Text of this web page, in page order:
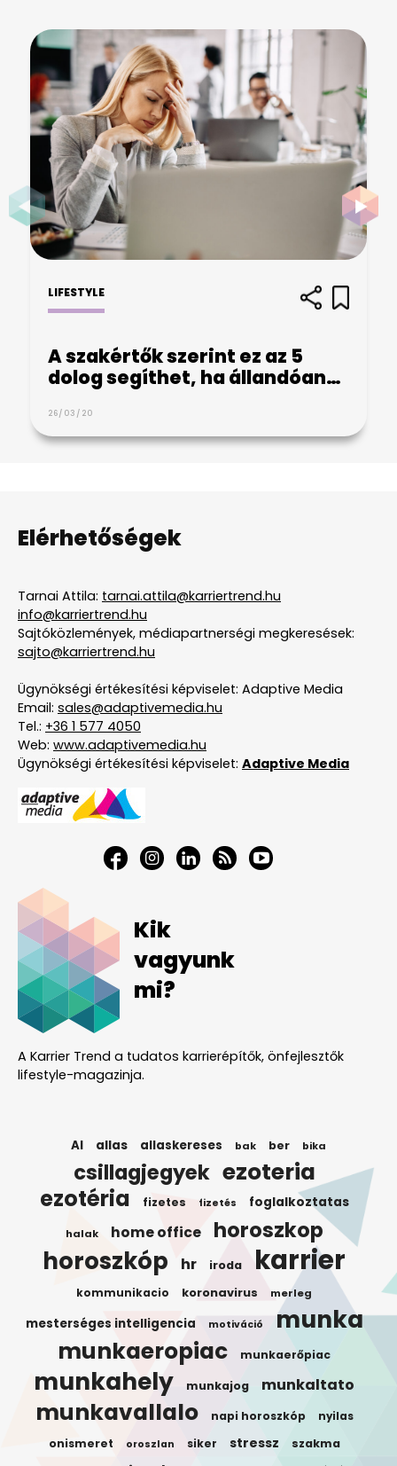
LIFESTYLE
A szakértők szerint ez az 5
dolog segíthet, ha állandóan…
26/03/20
Elérhetőségek
Tarnai Attila: tarnai.attila@karriertrend.hu
info@karriertrend.hu
Sajtóközlemények, médiapartnerségi megkeresések:
sajto@karriertrend.hu
Ügynökségi értékesítési képviselet: Adaptive Media
Email: sales@adaptivemedia.hu
Tel.: +36 1 577 4050
Web: www.adaptivemedia.hu
Ügynökségi értékesítési képviselet: Adaptive Media
Kik
vagyunk
mi?
A Karrier Trend a tudatos karrierépítők, önfejlesztők
lifestyle-magazinja.
AI allas allaskereses bak ber bika
csillagjegyek ezoteria
ezotéria fizetes fizetés foglalkoztatas
halak home office horoszkop
horoszkóp hr iroda karrier
kommunikacio koronavirus merleg
mesterséges intelligencia motiváció munka
munkaeropiac munkaerőpiac
munkahely munkajog munkaltato
munkavallalo napi horoszkóp nyilas
onismeret oroszlan siker stressz szakma